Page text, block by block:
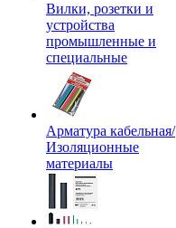
Вилки, розетки и
устройства
промышленные и
специальные
Арматура кабельная/
Изоляционные
материалы